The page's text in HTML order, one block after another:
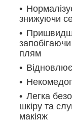
знижуючи
плям
Легка
шкіру та
макіяж